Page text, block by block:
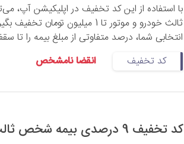
با استفاده از این کد تخفیف در اپلیکیشن آپ،
ثالث خودرو و موتور تا 1 میلیون
انتخابی شما، درصد متفاوتی از مبلغ بیمه را تا
کد تخفیف
انقضا نامشخص
کد تخفیف 9 درصدی بیمه شخص ثالث آپ